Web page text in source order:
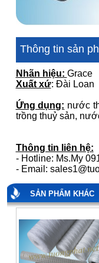
Thông tin sản
Nhãn hiệu: Grace
Xuất xứ: Đài Loan
Ứng dụng: nước
trồng thuỷ sản,
Thông tin liên hệ:
- Hotline: Ms.My
- Email:
SẢN PHẨM KHÁC